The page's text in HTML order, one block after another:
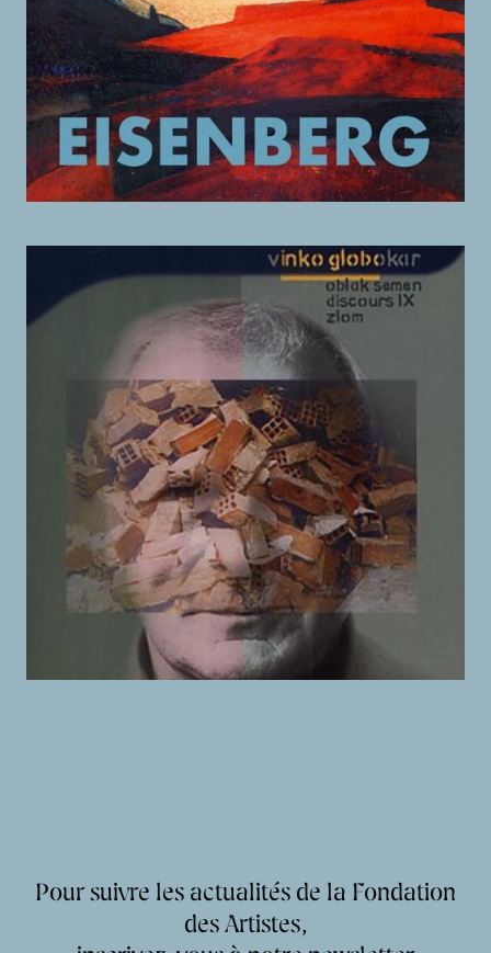
Pour suivre les actualités de la Fondation
des Artistes,